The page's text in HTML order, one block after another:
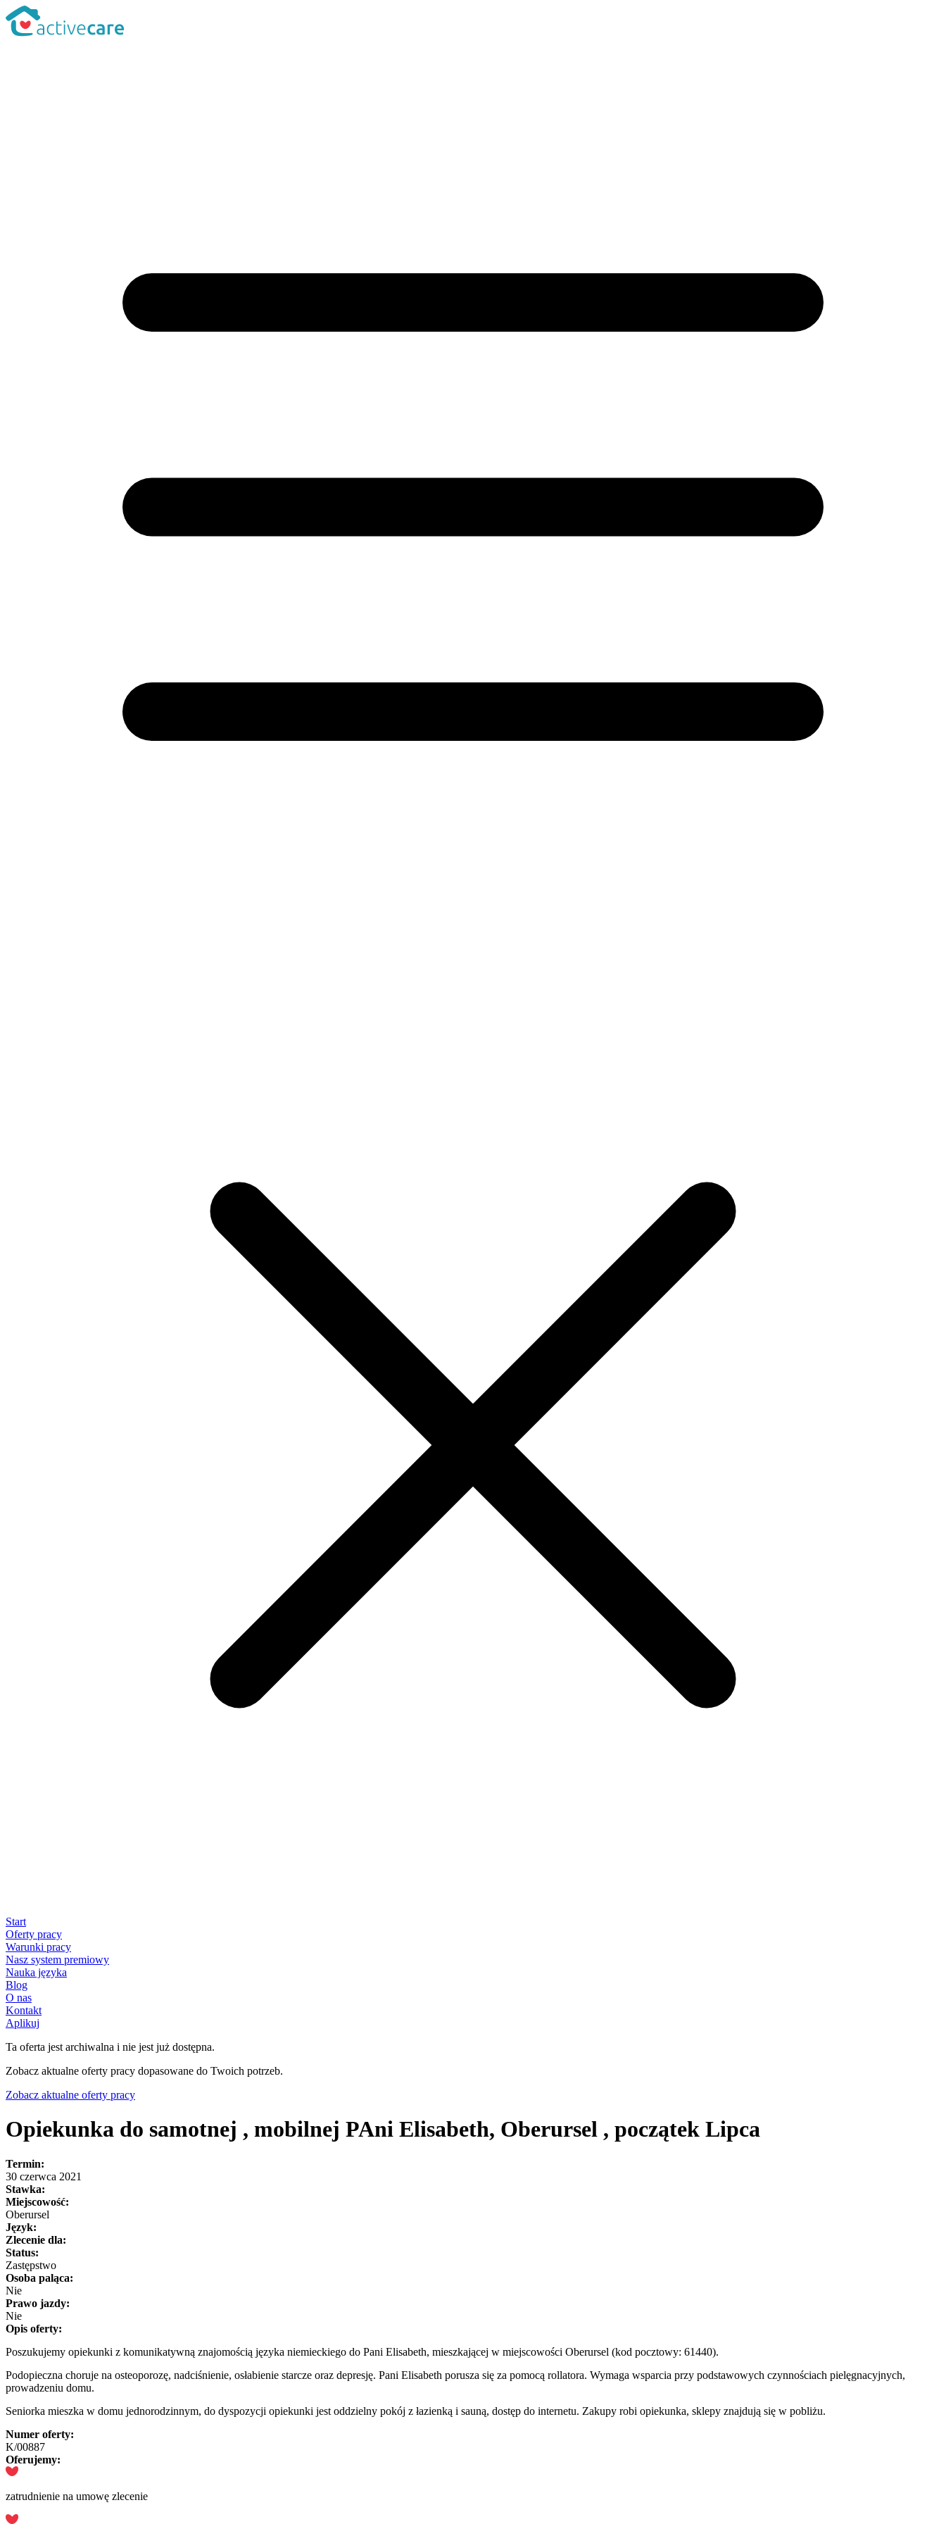
Start
Oferty pracy
Warunki pracy
Nasz system premiowy
Nauka języka
Blog
O nas
Kontakt
Aplikuj
Ta oferta jest archiwalna i nie jest już dostępna.
Zobacz aktualne oferty pracy dopasowane do Twoich potrzeb.
Zobacz aktualne oferty pracy
Opiekunka do samotnej , mobilnej PAni Elisabeth, Oberursel , początek Lipca
Termin:
30 czerwca 2021
Stawka:
Miejscowość:
Oberursel
Język:
Zlecenie dla:
Status:
Zastępstwo
Osoba paląca:
Nie
Prawo jazdy:
Nie
Opis oferty:
Poszukujemy opiekunki z komunikatywną znajomością języka niemieckiego do Pani Elisabeth, mieszkającej w miejscowości Oberursel (kod pocztowy: 61440).
Podopieczna choruje na osteoporozę, nadciśnienie, osłabienie starcze oraz depresję. Pani Elisabeth porusza się za pomocą rollatora. Wymaga wsparcia przy podstawowych czynnościach pielęgnacyjnych,
prowadzeniu domu.
Seniorka mieszka w domu jednorodzinnym, do dyspozycji opiekunki jest oddzielny pokój z łazienką i sauną, dostęp do internetu. Zakupy robi opiekunka, sklepy znajdują się w pobliżu.
Numer oferty:
K/00887
Oferujemy:
zatrudnienie na umowę zlecenie